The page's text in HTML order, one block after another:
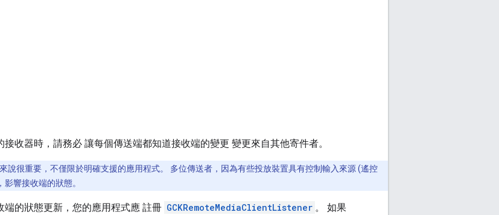
收器時，請務必 讓每個傳送端都知道接收端的變更 變更來自其他寄件者。
說很重要，不僅限於明確支援的應用程式。 多位傳送者，因為有些投放裝置具有控制輸入來源 (遙控
響接收端的狀態。
端的狀態更新，您的應用程式應 註冊 GCKRemoteMediaClientListener 。 如果